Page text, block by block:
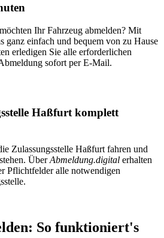
Ihr Fahrzeug abmelden? Mit
ganz einfach und bequem von zu Hause
erledigen Sie alle erforderlichen
sofort per E-Mail.
Haßfurt komplett
Zulassungsstelle Haßfurt fahren und
ÜberAbmeldung.digital erhalten
Pflichtfelder alle notwendigen
So funktioniert's